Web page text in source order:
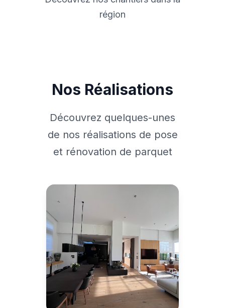
région
Nos Réalisations
Découvrez quelques-unes
de nos réalisations de pose
et rénovation de parquet